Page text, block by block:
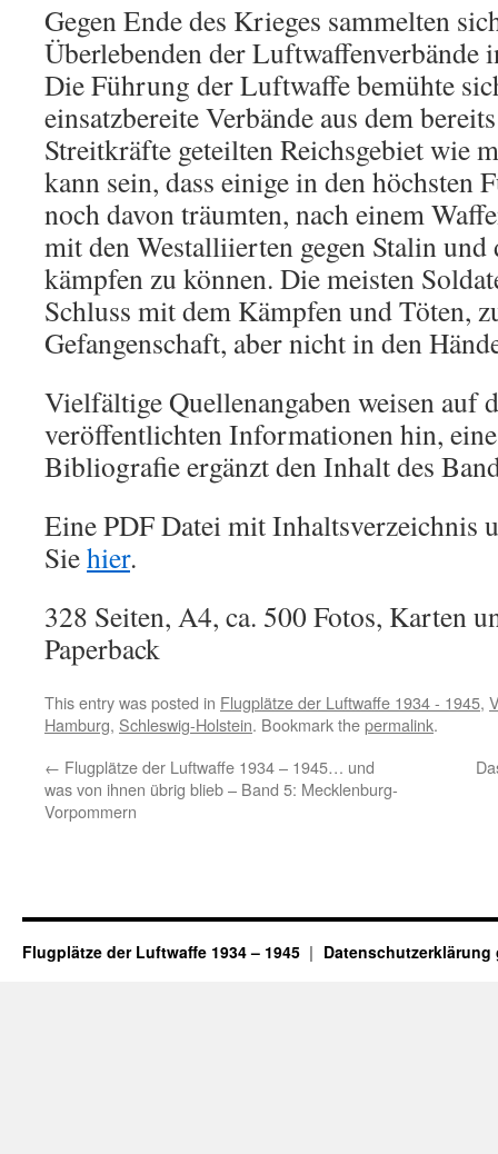
Gegen Ende des Krieges sammelten
Überlebenden der Luftwaffenverbände
Die Führung der Luftwaffe bemühte
einsatzbereite Verbände aus dem
Streitkräfte geteilten Reichsgebiet wie
kann sein, dass einige in den höchsten
noch davon träumten, nach einem
mit den Westalliierten gegen Stalin
kämpfen zu können. Die meisten
Schluss mit dem Kämpfen und Töten,
Gefangenschaft, aber nicht in den
Vielfältige Quellenangaben weisen auf
veröffentlichten Informationen hin,
Bibliografie ergänzt den Inhalt des
Eine PDF Datei mit Inhaltsverzeichnis
Siehier.
328 Seiten, A4, ca. 500 Fotos, Karten
Paperback
This entry was posted in Flugplätze der Luftwaffe 1934 - 1945,
Hamburg, Schleswig-Holstein. Bookmark thepermalink.
← Flugplätze der Luftwaffe 1934 – 1945… und
was von ihnen übrig blieb – Band 5: Mecklenburg-
Vorpommern
Flugplätze der Luftwaffe 1934 – 1945 Datenschutzerklärung